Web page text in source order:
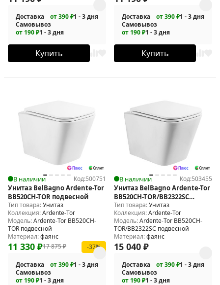
Доставка от 390 ₽1 - 3 дня
Самовывоз
от 190 ₽1 - 3 дня
Купить
Доставка от 390 ₽1 - 3 дня
Самовывоз
от 190 ₽1 - 3 дня
Купить
В наличии Код:500751
Унитаз BelBagno Ardente-Tor
BB520CH-TOR подвесной
Тип товара:Унитаз
Коллекция:Ardente-Tor
Модель:Ardente-Tor BB520CH-
TOR подвесной
Материал:фаянс
17 875₽
11 330 ₽ -37%
Доставка от 390 ₽1 - 3 дня
Самовывоз
от 190 ₽1 - 3 дня
В наличии Код:503455
Унитаз BelBagno Ardente-Tor
BB520CH-TOR/BB2322SC
подвесной
Тип товара:Унитаз
Коллекция:Ardente-Tor
Модель:Ardente-Tor BB520CH-
TOR/BB2322SC подвесной
Материал:фаянс
15 040 ₽
Доставка от 390 ₽1 - 3 дня
Самовывоз
от 190 ₽1 - 3 дня